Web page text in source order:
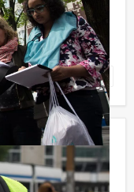
een schepje
in het centrum
Favoriet
Hoorn
BTW